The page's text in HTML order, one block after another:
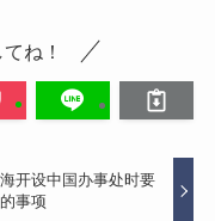
ね！
开设中国办事处时要
事项